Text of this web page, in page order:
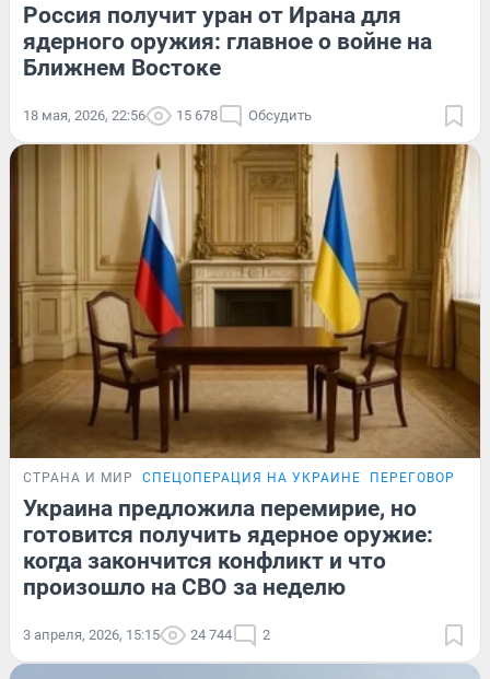
Россия получит уран от Ирана для
ядерного оружия: главное о войне на
Ближнем Востоке
18 мая, 2026, 22:56 15 678 Обсудить
СТРАНА И МИР СПЕЦОПЕРАЦИЯ НА УКРАИНЕ ПЕРЕГОВОРЫ
Украина предложила перемирие, но
готовится получить ядерное оружие:
когда закончится конфликт и что
произошло на СВО за неделю
3 апреля, 2026, 15:15 24 744 2